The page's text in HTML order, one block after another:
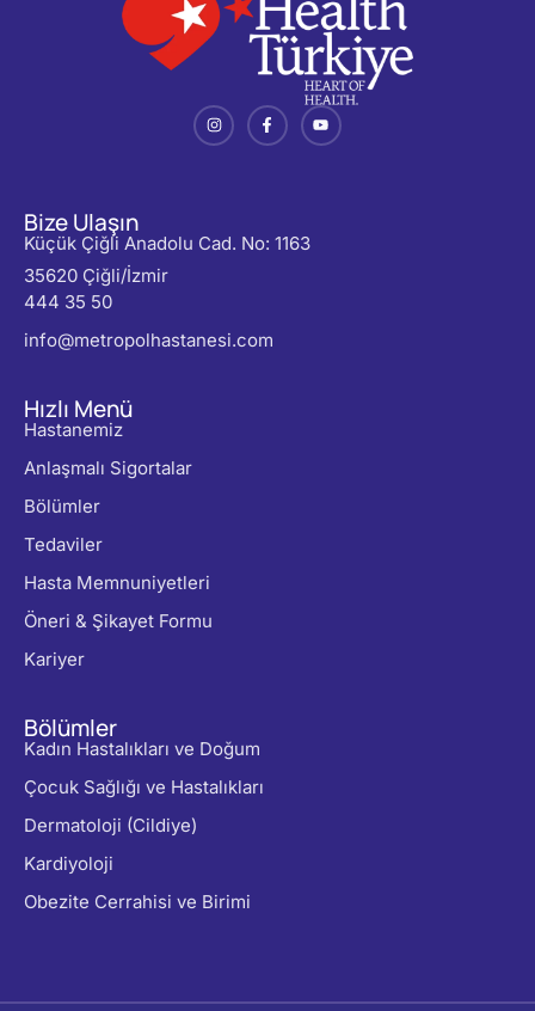
Bize Ulaşın
Küçük Çiğli Anadolu Cad. No: 1163
35620 Çiğli/İzmir
444 35 50
info@metropolhastanesi.com
Hızlı Menü
Hastanemiz
Anlaşmalı Sigortalar
Bölümler
Tedaviler
Hasta Memnuniyetleri
Öneri & Şikayet Formu
Kariyer
Bölümler
Kadın Hastalıkları ve Doğum
Çocuk Sağlığı ve Hastalıkları
Dermatoloji (Cildiye)
Kardiyoloji
Obezite Cerrahisi ve Birimi